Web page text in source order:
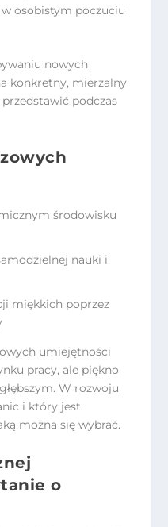
osobistym poczuciu
nowych
konkretny, mierzalny
podczas
środowisku
nauki i
miękkich poprzez
umiejętności
pracy, ale piękno
W rozwoju
i który jest
można się wybrać.
o